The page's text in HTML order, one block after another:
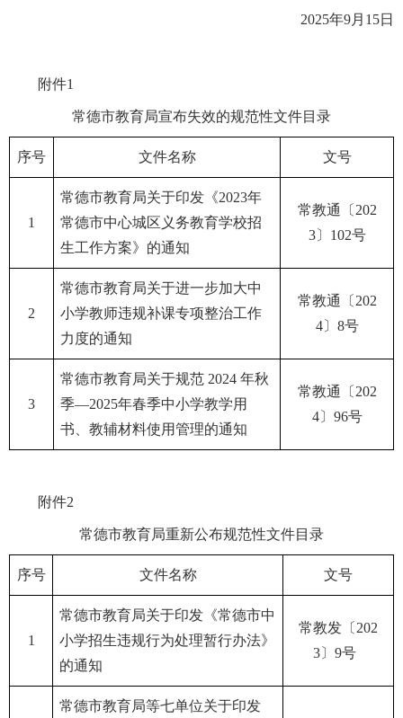
2025年9月15日
附件1
常德市教育局宣布失效的规范性文件目录
序号 文件名称 文号
1
常德市教育局关于印发《2023年
常德市中心城区义务教育学校招
生工作方案》的通知
常教通〔202
3〕102号
2
常德市教育局关于进一步加大中
小学教师违规补课专项整治工作
力度的通知
常教通〔202
4〕8号
3
常德市教育局关于规范 2024 年秋
季—2025年春季中小学教学用
书、教辅材料使用管理的通知
常教通〔202
4〕96号
附件2
常德市教育局重新公布规范性文件目录
序号 文件名称 文号
1
常德市教育局关于印发《常德市中
小学招生违规行为处理暂行办法》
的通知
常教发〔202
3〕9号
常德市教育局等七单位关于印发